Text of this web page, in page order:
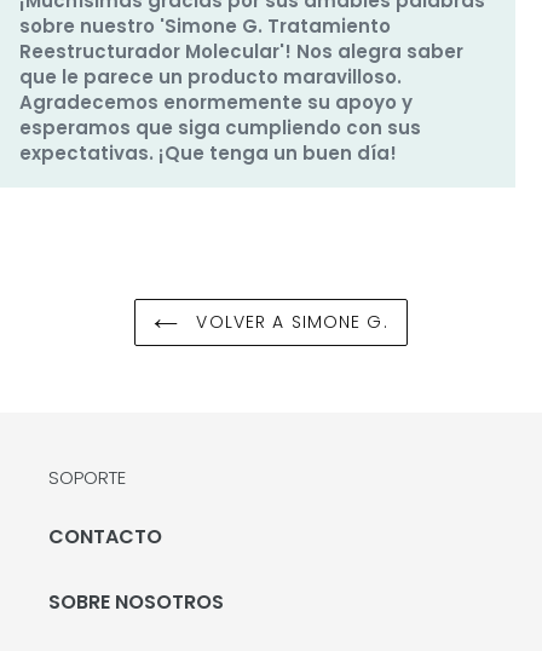
sobre nuestro 'Simone G. Tratamiento
Reestructurador Molecular'! Nos alegra saber
que le parece un producto maravilloso.
Agradecemos enormemente su apoyo y
esperamos que siga cumpliendo con sus
expectativas. ¡Que tenga un buen día!
VOLVER A SIMONE G.
SOPORTE
CONTACTO
SOBRE NOSOTROS